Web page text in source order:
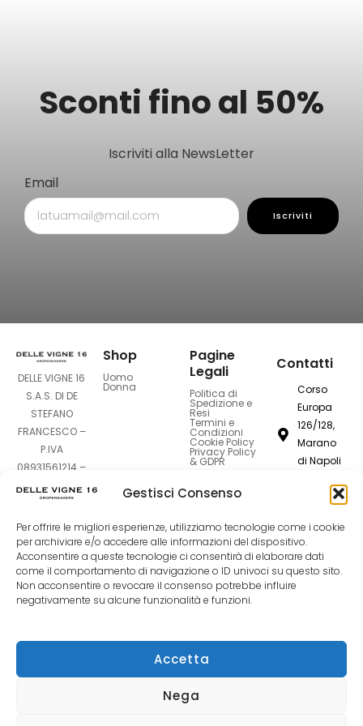
Gestisci Consenso
Per offrire le migliori esperienze, utilizziamo tecnologie come i cookie
per archiviare e/o accedere alle informazioni del dispositivo.
Acconsentire a queste tecnologie ci consentirà di elaborare dati
come il comportamento di navigazione o ID univoci su questo sito.
Non acconsentire o revocare il consenso potrebbe influire
negativamente su alcune funzionalità e funzioni.
Accetta
Nega
Sconti fino al 50%
Iscriviti alla NewsLetter
Email
Iscriviti
DELLE VIGNE 16
S.A.S. DI DE
STEFANO
FRANCESCO –
P.IVA
08931561214 –
Sede Legale:
Corso Europa
126-128 –
80016 Marano
di Napoli (NA)
F
a
c
I
n
s
T
i
k
Shop
Uomo
Donna
Pagine
Legali
Politica di
Spedizione e
Resi
Termini e
Condizioni
Cookie Policy
Privacy Policy
& GDPR
Contatti
Corso
Europa
126/128,
Marano
di Napoli
081
7420994